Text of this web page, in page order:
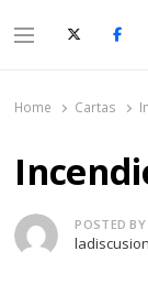
Menu
Home Cartas
Author
POSTED BY
ladiscusion